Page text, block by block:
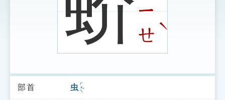
索引選單
ㄧ
ㄝ
ˋ
部首 虫 ㄏㄨㄟˇ